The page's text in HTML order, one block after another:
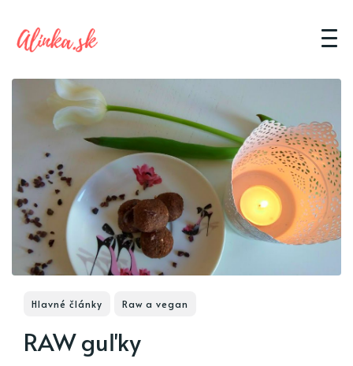
Hlavné články Raw a vegan
RAW guľky